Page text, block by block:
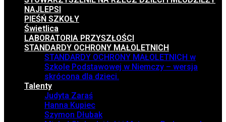
NAJLEPSI
PIEŚŃ SZKOŁY
Świetlica
LABORATORIA PRZYSZŁOŚCI
STANDARDY OCHRONY MAŁOLETNICH
STANDARDY OCHRONY MAŁOLETNICH w
Szkole Podstawowej w Niemczy – wersja
skrócona dla dzieci.
Talenty
Judyta Zaraś
Hanna Kupiec
Szymon Dłubak